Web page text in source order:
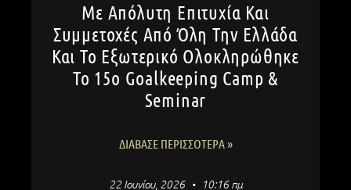
Με Απόλυτη Επιτυχία Και
Συμμετοχές Από Όλη Την Ελλάδα
Και Το Εξωτερικό Ολοκληρώθηκε
Το 15ο Goalkeeping Camp &
Seminar
ΔΙΆΒΑΣΕ ΠΕΡΙΣΣΌΤΕΡΑ »
22 Ιουνίου, 2026 10:16 πμ